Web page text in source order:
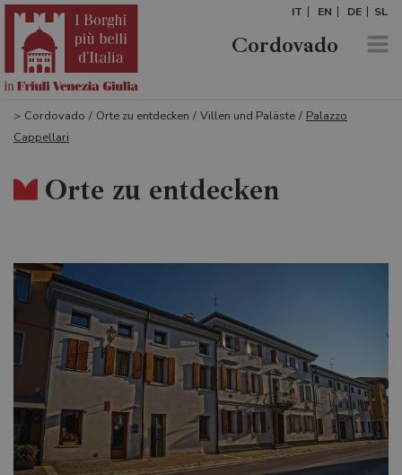
IT EN DE SL
Cordovado
> Cordovado / Orte zu entdecken / Villen und Paläste / Palazzo
Cappellari
Orte zu entdecken